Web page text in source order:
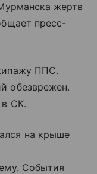
жертв
пресс-
ППС.
обезврежен.
СК.
на крыше
События